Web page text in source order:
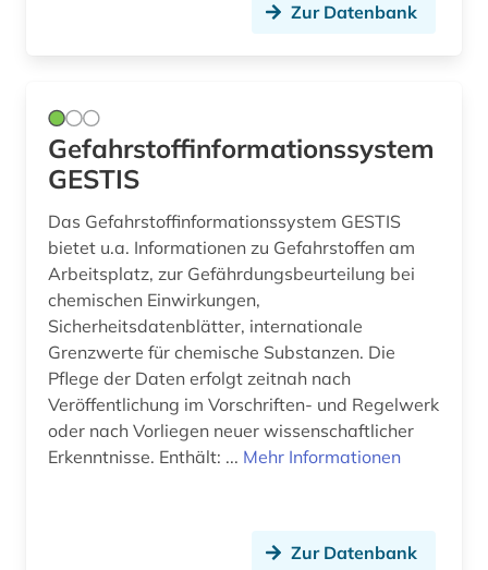
Zur Datenbank
Gefahrstoffinformationssystem
GESTIS
Das Gefahrstoffinformationssystem GESTIS
bietet u.a. Informationen zu Gefahrstoffen am
Arbeitsplatz, zur Gefährdungsbeurteilung bei
chemischen Einwirkungen,
Sicherheitsdatenblätter, internationale
Grenzwerte für chemische Substanzen. Die
Pflege der Daten erfolgt zeitnah nach
Veröffentlichung im Vorschriften- und Regelwerk
oder nach Vorliegen neuer wissenschaftlicher
Erkenntnisse. Enthält: ... Mehr Informationen
Zur Datenbank